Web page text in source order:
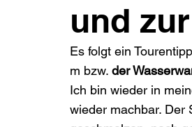
und
Es folgt ein
m bzw. der
Ich bin wieder in
wieder machbar. Der